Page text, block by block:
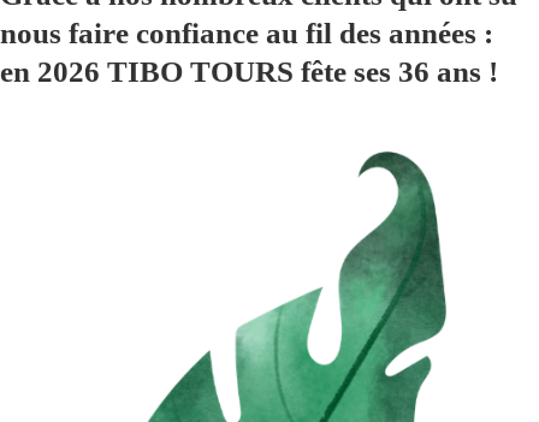
nous faire confiance au fil des années :
en 2026 TIBO TOURS fête ses 36 ans !